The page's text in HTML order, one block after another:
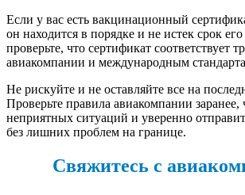
Если у вас есть вакцинационный
он находится в порядке и не истек срок
проверьте, что сертификат соответствует
авиакомпании и международным
Не рискуйте и не оставляйте все на
Проверьте правила авиакомпании заранее,
неприятных ситуаций и уверенно
без лишних проблем на границе.
Свяжитесь с